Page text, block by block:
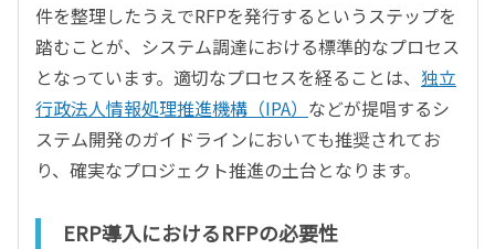
件を整理したうえでRFPを発行するというステップを
踏むことが、システム調達における標準的なプロセス
となっています。適切なプロセスを経ることは、 独立
行政法人情報処理推進機構（IPA） などが提唱するシ
ステム開発のガイドラインにおいても推奨されてお
り、確実なプロジェクト推進の土台となります。
ERP導入におけるRFPの必要性